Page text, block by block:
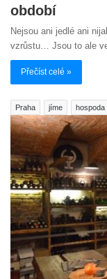
období
Nejsou ani jedlé ani
vzrůstu… Jsou to ale
Přečíst celé »
Praha jíme hospoda